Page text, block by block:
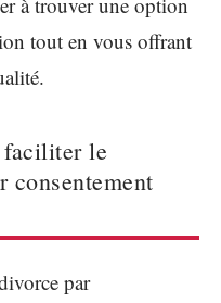
tout en vous offrant
faciliter le
consentement
par